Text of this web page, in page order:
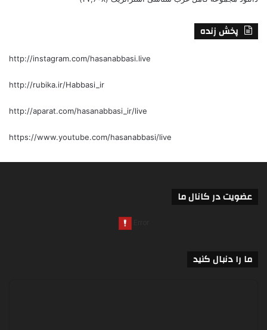
پخش زنده
http://instagram.com/hasanabbasi.live
http://rubika.ir/Habbasi_ir
http://aparat.com/hasanabbasi_ir/live
https://www.youtube.com/hasanabbasi/live
عضویت در کانال ما
ما را دنبال کنید